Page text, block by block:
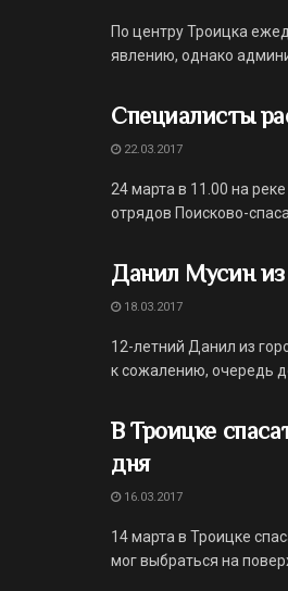
По центру Троицка
явлению, однако
Специалисты
22.03.2017
24 марта в 11.00 на
отрядов Поисково-
Данил Мусин из
18.03.2017
12-летний Данил из
к сожалению, очередь до
В Троицке
дня
16.03.2017
14 марта в Троицке
мог выбраться на